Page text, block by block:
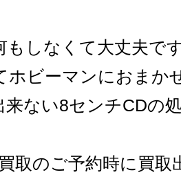
もしなくて大丈夫で
ホビーマンにおまか
来ない8センチCDの
取のご予約時に買取